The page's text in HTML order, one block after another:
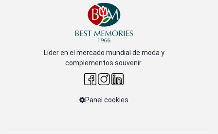
Líder en el mercado mundial de moda y
complementos souvenir.
Panel cookies